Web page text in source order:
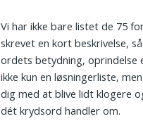
Vi har ikke bare listet de 75
skrevet en kort beskrivelse,
ordets betydning, oprindelse
ikke kun en løsningerliste,
dig med at blive lidt klogere
dét krydsord handler om.